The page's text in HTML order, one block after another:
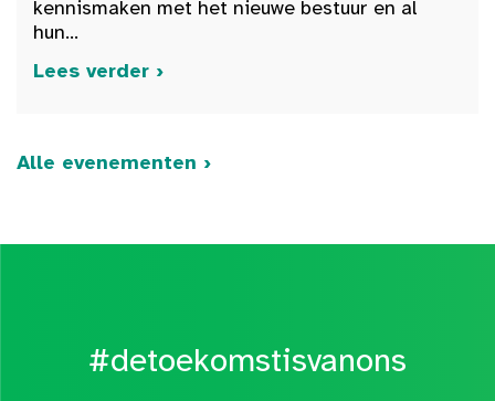
kennismaken met het nieuwe bestuur en al
hun...
Lees verder ›
Alle evenementen ›
#detoekomstisvanons